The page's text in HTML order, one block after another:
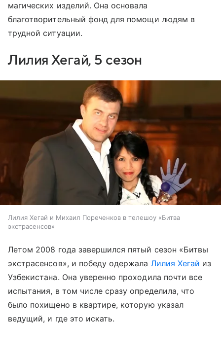
магических изделий. Она основала
благотворительный фонд для помощи людям в
трудной ситуации.
Лилия Хегай, 5 сезон
Лилия Хегай и Михаил Пореченков в телешоу «Битва
экстрасенсов»
Летом 2008 года завершился пятый сезон «Битвы
экстрасенсов», и победу одержала Лилия Хегай из
Узбекистана. Она уверенно проходила почти все
испытания, в том числе сразу определила, что
было похищено в квартире, которую указал
ведущий, и где это искать.